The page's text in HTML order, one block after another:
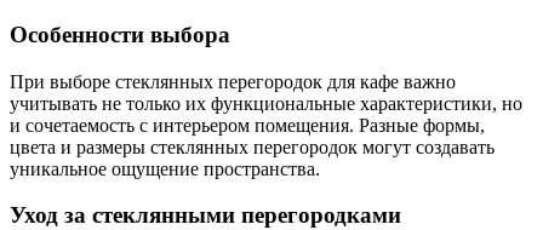
Особенности выбора
При выборе стеклянных перегородок для кафе важно
учитывать не только их функциональные характеристики, но
и сочетаемость с интерьером помещения. Разные формы,
цвета и размеры стеклянных перегородок могут создавать
уникальное ощущение пространства.
Уход за стеклянными перегородками